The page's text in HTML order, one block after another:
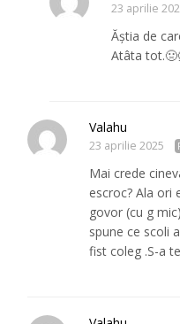
23 aprilie
Ăștia de
Atâta
Valahu
23 aprilie 2025
Mai crede
escroc? Ala ori
govor (cu g
spune ce scoli
fist coleg .S-a